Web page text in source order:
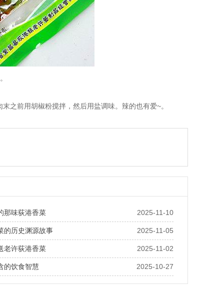
前用胡椒粉搅拌，然后用盐调味。辣的也有爱~。
2025-11-10
那味荻港香菜
2025-11-05
的历史渊源故事
2025-11-02
老许荻港香菜
2025-10-27
的饮食智慧